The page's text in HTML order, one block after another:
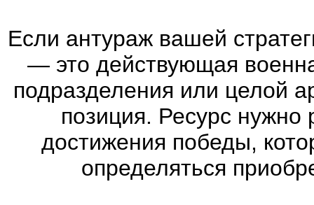
Если антураж вашей
—это действующая
подразделения или целой
позиция. Ресурс нужно
достижения победы,
определяться